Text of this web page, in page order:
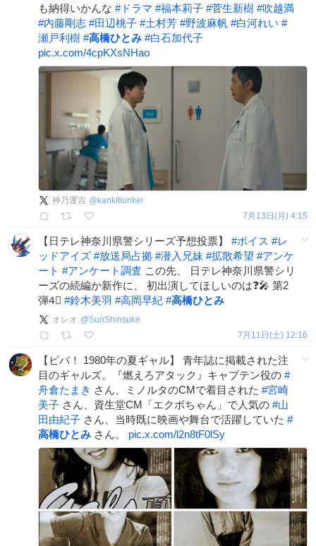
も納得いかんな #ドラマ #福本莉子 #菅生新樹 #吹越満
#内藤剛志 #田辺桃子 #土村芳 #野波麻帆 #白河れい #
瀬戸利樹 #高橋ひとみ #白石加代子
pic.x.com/4cpKXsNHao
神乃運吉 @ kankitiunkei
7月13日(月) 4:15
【日テレ神奈川県警シリーズ予想投票】 #ボイス #レ
ッドアイズ #放送局占拠 #潜入兄妹 #拡散希望 #アンケ
ート #アンケート調査 この先、 日テレ神奈川県警シリ
ーズの続編か新作に、 初出演してほしいのは❓🎤 第2
弾4⃣ #鈴木美羽 #高岡早紀 #高橋ひとみ
オレオ @SunShinsuke
7月11日(土) 12:16
【ビバ！ 1980年の夏ギャル】 青年誌に掲載された注
目のギャルズ。『燃えろアタック』キャプテン役の #
舟倉たまき さん、ミノルタのCMで着目された #宮崎
美子 さん、資生堂CM「エクボちゃん」で人気の #山
田由紀子 さん、当時既に映画や舞台で活躍していた #
高橋ひとみ さん。 pic.x.com/l2n8tF0lSy